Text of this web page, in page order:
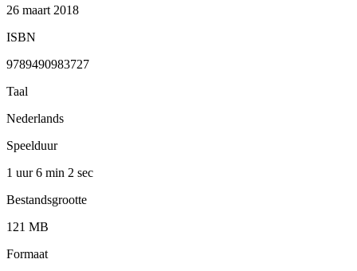
26 maart 2018
ISBN
9789490983727
Taal
Nederlands
Speelduur
1 uur 6 min 2 sec
Bestandsgrootte
121 MB
Formaat